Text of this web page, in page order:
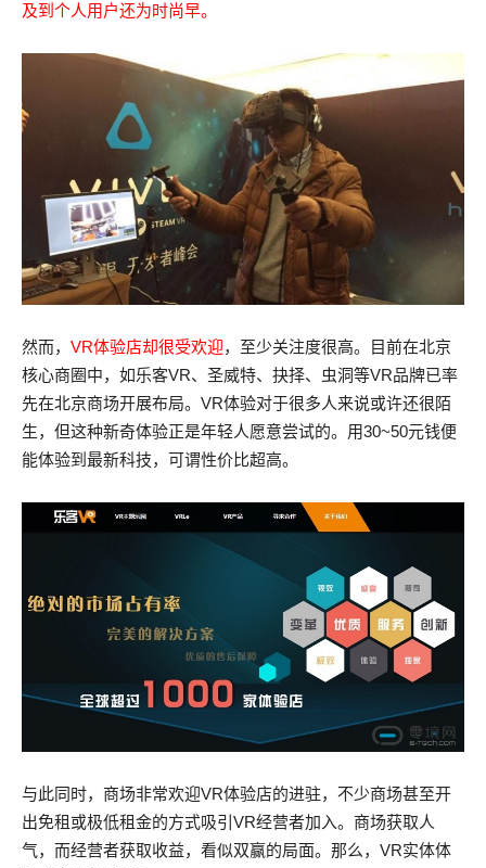
及到个人用户还为时尚早。
然而， VR体验店却很受欢迎，至少关注度很高。目前在北京
核心商圈中，如乐客VR、圣威特、抉择、虫洞等VR品牌已率
先在北京商场开展布局。VR体验对于很多人来说或许还很陌
生，但这种新奇体验正是年轻人愿意尝试的。用30~50元钱便
能体验到最新科技，可谓性价比超高。
与此同时，商场非常欢迎VR体验店的进驻，不少商场甚至开
出免租或极低租金的方式吸引VR经营者加入。商场获取人
气，而经营者获取收益，看似双赢的局面。那么，VR实体体